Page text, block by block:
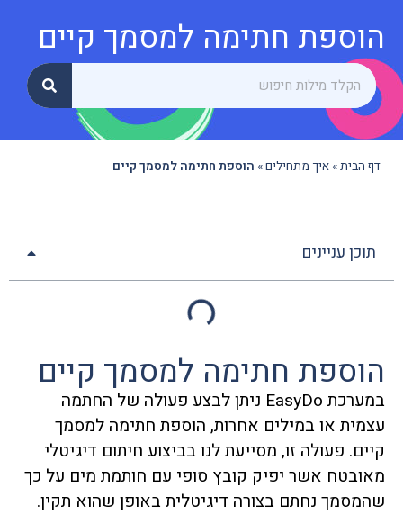
הוספת חתימה למסמך קיים
דף הבית»איך מתחילים» הוספת חתימה למסמך קיים
תוכן עניינים
הוספת חתימה למסמך קיים
במערכת EasyDo ניתן לבצע פעולה של החתמה
עצמית או במילים אחרות, הוספת חתימה למסמך
קיים. פעולה זו, מסייעת לנו בביצוע חיתום דיגיטלי
מאובטח אשר יפיק קובץ סופי עם חותמת מים על כך
שהמסמך נחתם בצורה דיגיטלית באופן שהוא תקין.